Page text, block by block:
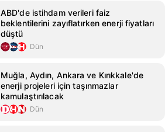
ABD'de istihdam verileri faiz
beklentilerini zayıflatırken enerji fiyatları
düştü
Dün
Muğla, Aydın, Ankara ve Kırıkkale'de
enerji projeleri için taşınmazlar
kamulaştırılacak
Dün